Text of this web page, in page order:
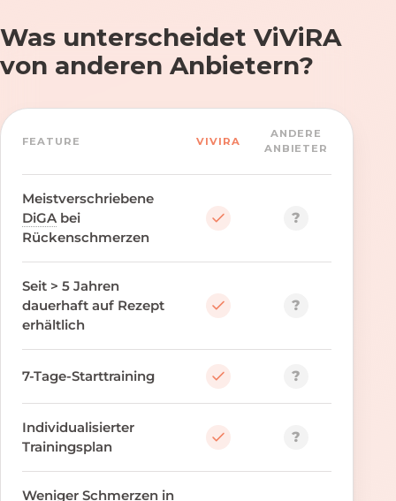
Was unterscheidet ViViRA
von anderen Anbietern?
FEATURE VIVIRA
ANDERE
ANBIETER
Meistverschriebene
DiGA bei
Rückenschmerzen
?
Seit > 5 Jahren
dauerhaft auf Rezept
erhältlich
?
7-Tage-Starttraining ?
Individualisierter
Trainingsplan
?
Weniger Schmerzen in